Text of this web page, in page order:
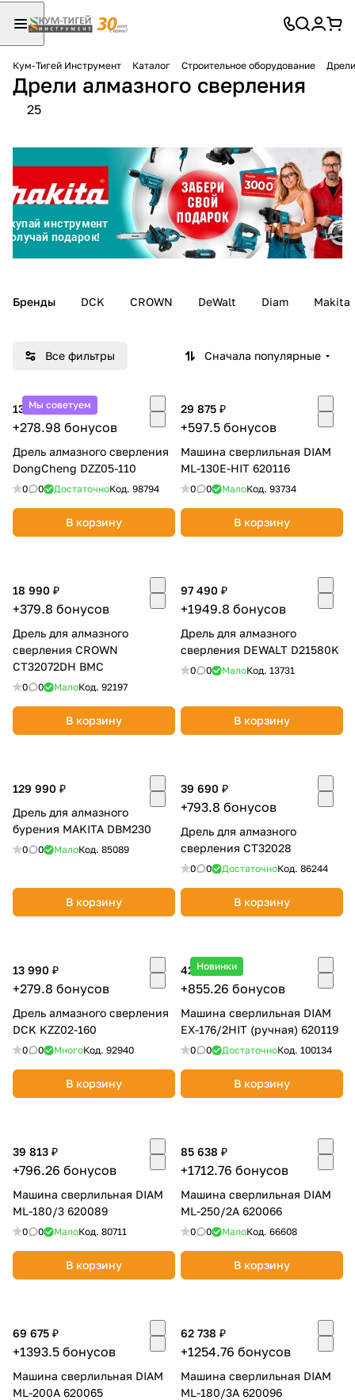
Кум-Тигей Инструмент Каталог Строительное оборудование
Дрели алмазного сверления
25
Бренды DCK CROWN DeWalt Diam Makita
Все фильтры Сначала популярные
Мы советуем
13 949 ₽
+278.98 бонусов
Дрель алмазного сверления
DongCheng DZZ05-110
0 0 ДостаточноКод. 98794
В корзину
29 875 ₽
+597.5 бонусов
Машина сверлильная DIAM
ML-130E-HIT 620116
0 0 МалоКод. 93734
В корзину
18 990 ₽
+379.8 бонусов
Дрель для алмазного
сверления CROWN
CT32072DH BMC
0 0 МалоКод. 92197
В корзину
97 490 ₽
+1949.8 бонусов
Дрель для алмазного
сверления DEWALT D21580K
0 0 МалоКод. 13731
В корзину
129 990 ₽
Дрель для алмазного
бурения MAKITA DBM230
0 0 МалоКод. 85089
В корзину
39 690 ₽
+793.8 бонусов
Дрель для алмазного
сверления CT32028
0 0 ДостаточноКод. 86244
В корзину
13 990 ₽
+279.8 бонусов
Дрель алмазного сверления
DCK KZZ02-160
0 0 МногоКод. 92940
В корзину
Новинки
42 763 ₽
+855.26 бонусов
Машина сверлильная DIAM
EX-176/2HIT (ручная) 620119
0 0 ДостаточноКод. 100134
В корзину
39 813 ₽
+796.26 бонусов
Машина сверлильная DIAM
ML-180/3 620089
0 0 МалоКод. 80711
В корзину
85 638 ₽
+1712.76 бонусов
Машина сверлильная DIAM
ML-250/2A 620066
0 0 МалоКод. 66608
В корзину
69 675 ₽
+1393.5 бонусов
Машина сверлильная DIAM
ML-200A 620065
62 738 ₽
+1254.76 бонусов
Машина сверлильная DIAM
ML-180/3A 620096
Для клиентов всех банков
оплатуна части
без переплат
График платежей
25%
в корзину
Оплачивайте сегодня только
25% картой любого банка
Получайте товар
выбранный способом
Оставшиеся 75% будут
списываться
с вашей карты
по25%каждые 2 недели
Подробнее
об оплате Плайтом
раз в 2
Остались вопросы?
8 800 302-02-51
plait.ru